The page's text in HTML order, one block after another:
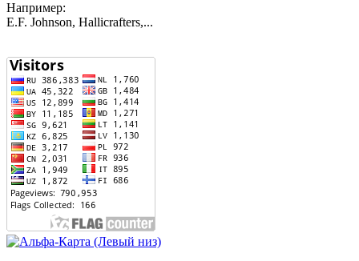
Например:
E.F. Johnson, Hallicrafters,...